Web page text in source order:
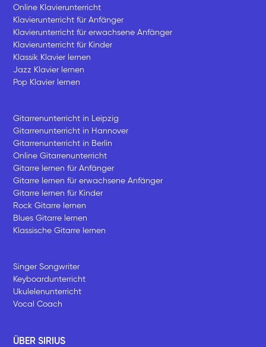
Online Klavierunterricht
Klavierunterricht für Anfänger
Klavierunterricht für erwachsene Anfänger
Klavierunterricht für Kinder
Klassik Klavier lernen
Jazz Klavier lernen
Pop Klavier lernen
Gitarrenunterricht in Leipzig
Gitarrenunterricht in Hannover
Gitarrenunterricht in Berlin
Online Gitarrenunterricht
Gitarre lernen für Anfänger
Gitarre lernen für erwachsene Anfänger
Gitarre lernen für Kinder
Rock Gitarre lernen
Blues Gitarre lernen
Klassische Gitarre lernen
Singer Songwriter
Keyboardunterricht
Ukulelenunterricht
Vocal Coach
ÜBER SIRIUS